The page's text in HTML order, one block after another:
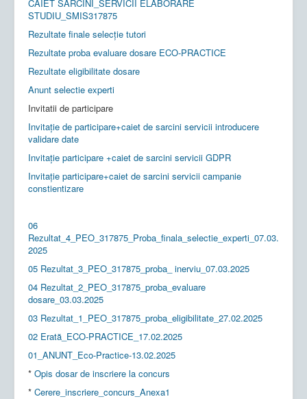
CAIET SARCINI_SERVICII ELABORARE
STUDIU_SMIS317875
Rezultate finale selecție tutori
Rezultate proba evaluare dosare ECO-PRACTICE
Rezultate eligibilitate dosare
Anunt selectie experti
Invitatii de participare
Invitație de participare+caiet de sarcini servicii introducere
validare date
Invitație participare +caiet de sarcini servicii GDPR
Invitație participare+caiet de sarcini servicii campanie
constientizare
06
Rezultat_4_PEO_317875_Proba_finala_selectie_experti_07.03.
2025
05 Rezultat_3_PEO_317875_proba_ inerviu_07.03.2025
04 Rezultat_2_PEO_317875_proba_evaluare
dosare_03.03.2025
03 Rezultat_1_PEO_317875_proba_eligibilitate_27.02.2025
02 Erată_ECO-PRACTICE_17.02.2025
01_ANUNT_Eco-Practice-13.02.2025
* Opis dosar de inscriere la concurs
* Cerere_inscriere_concurs_Anexa1